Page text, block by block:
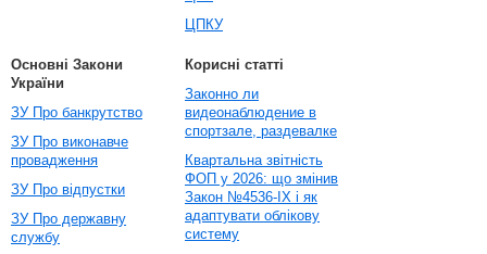
ЦПКУ
Основні Закони
України
ЗУ Про банкрутство
ЗУ Про виконавче
провадження
ЗУ Про відпустки
ЗУ Про державну
службу
Корисні статті
Законно ли
видеонаблюдение в
спортзале, раздевалке
Квартальна звітність
ФОП у 2026: що змінив
Закон №4536-IX і як
адаптувати облікову
систему